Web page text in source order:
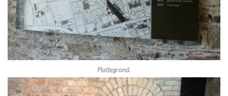
Plattegrond.